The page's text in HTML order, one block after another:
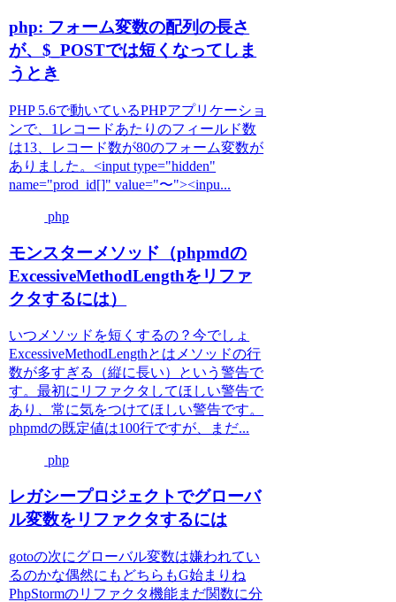
php: フォーム変数の配列の長さ
が、$_POSTでは短くなってしま
うとき
PHP 5.6で動いているPHPアプリケーショ
ンで、1レコードあたりのフィールド数
は13、レコード数が80のフォーム変数が
ありました。<input type="hidden"
name="prod_id[]" value="〜"><inpu...
php
モンスターメソッド（phpmdの
ExcessiveMethodLengthをリファ
クタするには）
いつメソッドを短くするの？今でしょ
ExcessiveMethodLengthとはメソッドの行
数が多すぎる（縦に長い）という警告で
す。最初にリファクタしてほしい警告で
あり、常に気をつけてほしい警告です。
phpmdの既定値は100行ですが、まだ...
php
レガシープロジェクトでグローバ
ル変数をリファクタするには
gotoの次にグローバル変数は嫌われてい
るのかな偶然にもどちらもG始まりね
PhpStormのリファクタ機能まだ関数に分